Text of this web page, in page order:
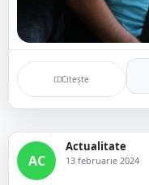
Citește
AC
Actualitate
13 februarie 2024